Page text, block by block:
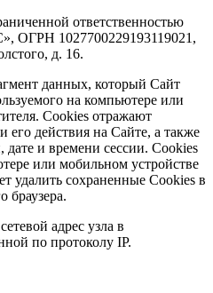
ответственностью
1027700229193119021,
д. 16.
данных, который Сайт
на компьютере или
Cookies отражают
его действия на Сайте, а также
дате и времени сессии. Сookies
или мобильном устройстве
удалить сохраненные Сookies в
браузера.
адрес узла в
по протоколу IP.